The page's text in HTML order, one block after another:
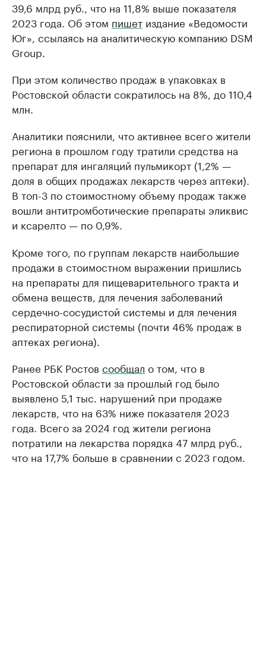
39,6 млрд руб., что на 11,8% выше показателя
2023 года. Об этом пишет издание «Ведомости
Юг», ссылаясь на аналитическую компанию DSM
Group.
При этом количество продаж в упаковках в
Ростовской области сократилось на 8%, до 110,4
млн.
Аналитики пояснили, что активнее всего жители
региона в прошлом году тратили средства на
препарат для ингаляций пульмикорт (1,2% —
доля в общих продажах лекарств через аптеки).
В топ-3 по стоимостному объему продаж также
вошли антитромботические препараты эликвис
и ксарелто — по 0,9%.
Кроме того, по группам лекарств наибольшие
продажи в стоимостном выражении пришлись
на препараты для пищеварительного тракта и
обмена веществ, для лечения заболеваний
сердечно-сосудистой системы и для лечения
респираторной системы (почти 46% продаж в
аптеках региона).
Ранее РБК Ростов сообщал о том, что в
Ростовской области за прошлый год было
выявлено 5,1 тыс. нарушений при продаже
лекарств, что на 63% ниже показателя 2023
года. Всего за 2024 год жители региона
потратили на лекарства порядка 47 млрд руб.,
что на 17,7% больше в сравнении с 2023 годом.